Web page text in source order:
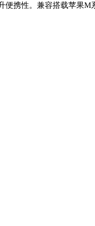
携性。兼容搭载苹果